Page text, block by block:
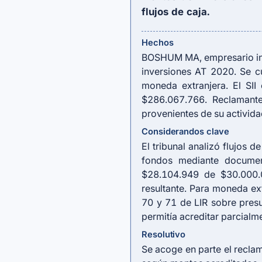
flujos de caja.
Hechos
BOSHUM MA, empresario
inversiones AT 2020. Se
moneda extranjera. El
$286.067.766.
provenientes de su
Considerandos clave
El tribunal analizó flujos
fondos mediante
$28.104.949 de
resultante. Para moneda
70 y 71 de LIR sobre
permitía acreditar
Resolutivo
Se acoge en parte el